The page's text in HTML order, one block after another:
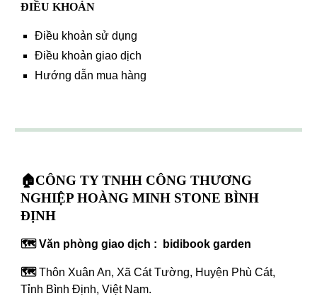
ĐIỀU KHOẢN
Điều khoản sử dụng
Điều khoản giao dịch
Hướng dẫn mua hàng
🏠CÔNG TY TNHH CÔNG THƯƠNG
NGHIỆP HOÀNG MINH STONE BÌNH
ĐỊNH
🗺️ Văn phòng giao dịch : bidibook garden
🗺️Thôn Xuân An, Xã Cát Tường, Huyện Phù Cát,
Tỉnh Bình Định, Việt Nam.